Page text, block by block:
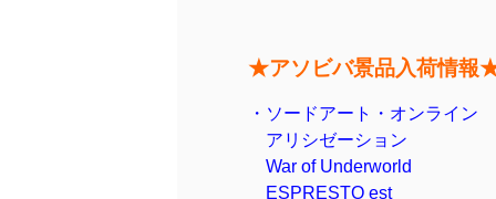
★アソビバ景品入荷情報
・ソードアート・オンライン
アリシゼーション
War of Underworld
ESPRESTO est